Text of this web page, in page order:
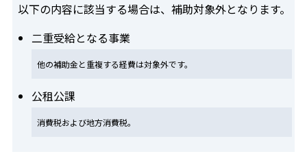
以下の内容に該当する場合は、補助対象外となります。
二重受給となる事業
他の補助金と重複する経費は対象外です。
公租公課
消費税および地方消費税。